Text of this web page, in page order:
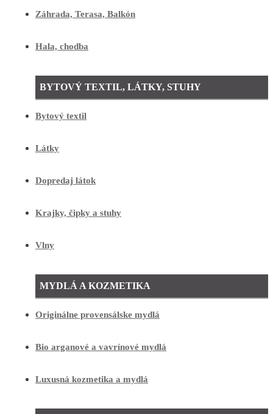
Záhrada, Terasa, Balkón
Hala, chodba
BYTOVÝ TEXTIL, LÁTKY, STUHY
Bytový textil
Látky
Dopredaj látok
Krajky, čipky a stuhy
Vlny
MYDLÁ A KOZMETIKA
Originálne provensálske mydlá
Bio arganové a vavrínové mydlá
Luxusná kozmetika a mydlá